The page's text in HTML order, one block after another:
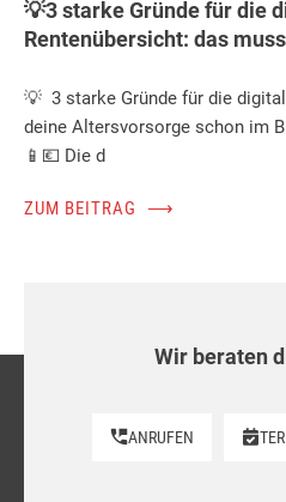
💡3 starke Gründe für die
Rentenübersicht: das
💡 3 starke Gründe für die
deine Altersvorsorge schon im
📱💶 Die d
ZUM BEITRAG ⟶
Wir beraten
ANRUFEN